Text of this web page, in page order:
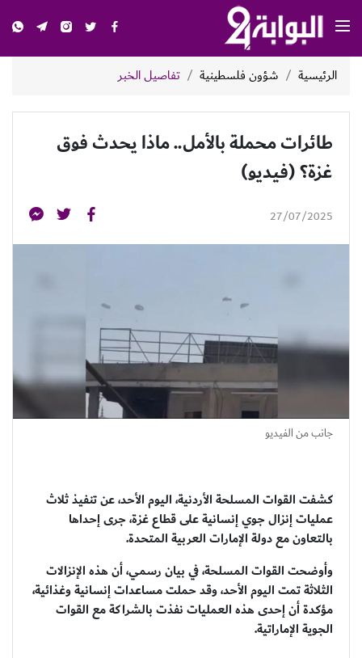
الرئيسية شؤون فلسطينية تفاصيل الخبر
طائرات محملة بالأمل.. ماذا يحدث فوق
غزة؟ (فيديو)
27/07/2025
جانب من الفيديو
كشفت القوات المسلحة الأردنية، اليوم الأحد، عن تنفيذ ثلاث
عمليات إنزال جوي إنسانية على قطاع غزة، جرى إحداها
بالتعاون مع دولة الإمارات العربية المتحدة.
وأوضحت القوات المسلحة، في بيان رسمي، أن هذه الإنزالات
الثلاثة تمت اليوم الأحد، وقد حملت مساعدات إنسانية وغذائية،
مؤكدة أن إحدى هذه العمليات نفذت بالشراكة مع القوات
الجوية الإماراتية.